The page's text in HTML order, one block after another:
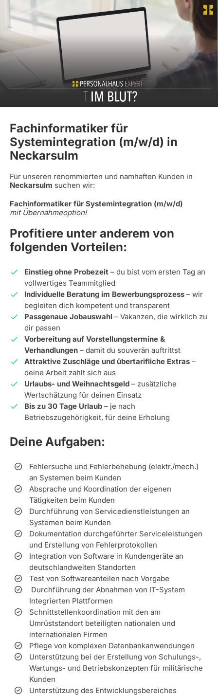
Fachinformatiker für
Systemintegration (m/w/d) in
Neckarsulm
Für unseren renommierten und namhaften Kunden in
Neckarsulm suchen wir:
Fachinformatiker für Systemintegration (m/w/d)
mit Übernahmeoption!
Profitiere unter anderem von
folgenden Vorteilen:
Einstieg ohne Probezeit – du bist vom ersten Tag an
vollwertiges Teammitglied
Individuelle Beratung im Bewerbungsprozess – wir
begleiten dich kompetent und transparent
Passgenaue Jobauswahl – Vakanzen, die wirklich zu
dir passen
Vorbereitung auf Vorstellungstermine &
Verhandlungen – damit du souverän auftrittst
Attraktive Zuschläge und übertarifliche Extras –
deine Arbeit zahlt sich aus
Urlaubs- und Weihnachtsgeld – zusätzliche
Wertschätzung für deinen Einsatz
Bis zu 30 Tage Urlaub – je nach
Betriebszugehörigkeit, für deine Erholung
Deine Aufgaben:
Fehlersuche und Fehlerbehebung (elektr./mech.)
an Systemen beim Kunden
Absprache und Koordination der eigenen
Tätigkeiten beim Kunden
Durchführung von Servicedienstleistungen an
Systemen beim Kunden
Dokumentation durchgeführter Serviceleistungen
und Erstellung von Fehlerprotokollen
Integration von Software in Kundengeräte an
deutschlandweiten Standorten
Test von Softwareanteilen nach Vorgabe
Durchführung der Abnahmen von IT-System
Integrierten Plattformen
Schnittstellenkoordination mit den am
Umrüststandort beteiligten nationalen und
internationalen Firmen
Pflege von komplexen Datenbankanwendungen
Unterstützung bei der Erstellung von Schulungs-,
Wartungs- und Betriebskonzepten für militärische
Kunden
Unterstützung des Entwicklungsbereiches